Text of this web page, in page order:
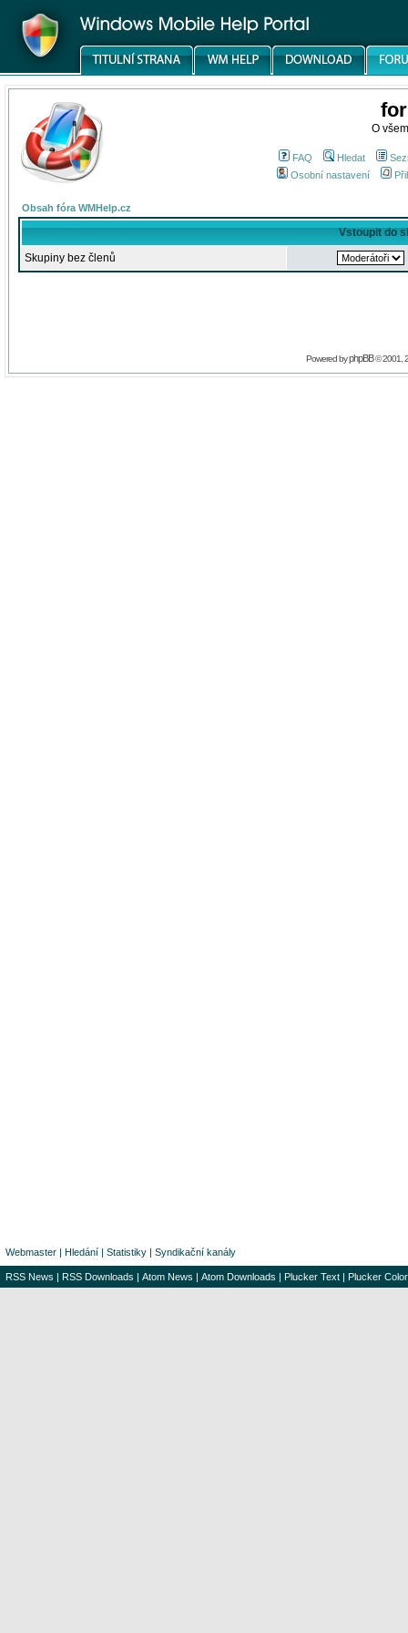
O
FAQ Hledat
Osobní nastavení
Obsah fóra WMHelp.cz
Vstoupit do
Skupiny bez členů
Powered byphpBB© 2001,
Webmaster | Hledání | Statistiky | Syndikační kanály
RSS News | RSS Downloads | Atom News | Atom Downloads | Plucker Text | Plucker Color